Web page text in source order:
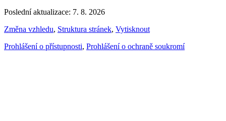
Poslední aktualizace: 7. 8. 2026
Změna vzhledu, Struktura stránek, Vytisknout
Prohlášení o přístupnosti, Prohlášení o ochraně soukromí